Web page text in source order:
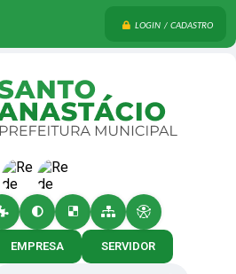
LOGIN / CADASTRO
EMPRESA SERVIDOR